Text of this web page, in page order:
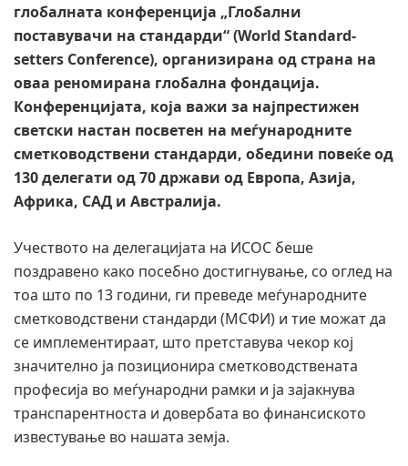
глобалната конференција „Глобални
поставувачи на стандарди“ (World Standard-
setters Conference), организирана од страна на
оваа реномирана глобална фондација.
Конференцијата, која важи за најпрестижен
светски настан посветен на меѓународните
сметководствени стандарди, обедини повеќе од
130 делегати од 70 држави од Европа, Азија,
Африка, САД и Австралија.
Учеството на делегацијата на ИСОС беше
поздравено како посебно достигнување, со оглед на
тоа што по 13 години, ги преведе меѓународните
сметководствени стандарди (МСФИ) и тие можат да
се имплементираат, што претставува чекор кој
значително ја позиционира сметководствената
професија во меѓународни рамки и ја зајакнува
транспарентноста и довербата во финансиското
известување во нашата земја.